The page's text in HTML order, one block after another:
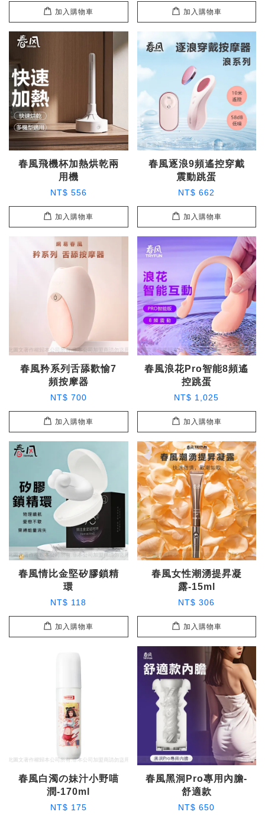
加入購物車 加入購物車
春風飛機杯加熱烘乾兩
用機
NT$ 556
加入購物車
春風逐浪9頻遙控穿戴
震動跳蛋
NT$ 662
加入購物車
春風矜系列舌舔歡愉7
頻按摩器
NT$ 700
加入購物車
春風浪花Pro智能8頻遙
控跳蛋
NT$ 1,025
加入購物車
春風情比金堅矽膠鎖精
環
NT$ 118
加入購物車
春風女性潮湧提昇凝
露-15ml
NT$ 306
加入購物車
春風白濁の妹汁小野喵
潤-170ml
NT$ 175
春風黑洞Pro專用內膽-
舒適款
NT$ 650